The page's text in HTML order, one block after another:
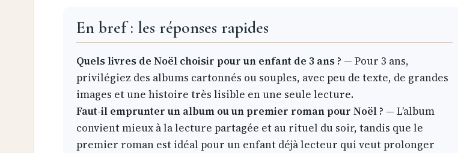
En bref : les réponses rapides
Quels livres de Noël choisir pour un enfant de 3 ans ? — Pour 3 ans,
privilégiez des albums cartonnés ou souples, avec peu de texte, de grandes
images et une histoire très lisible en une seule lecture.
Faut-il emprunter un album ou un premier roman pour Noël ? — L’album
convient mieux à la lecture partagée et au rituel du soir, tandis que le
premier roman est idéal pour un enfant déjà lecteur qui veut prolonger